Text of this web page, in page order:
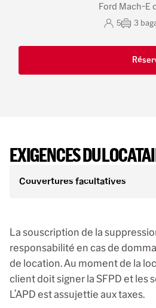
Ford Mach-E
5 3
EXIGENCES DU
Couvertures facultatives
La souscription de la
responsabilité en cas de
de location. Au moment de la
client doit signer la SFPD et les
L’APD est assujettie aux taxes.